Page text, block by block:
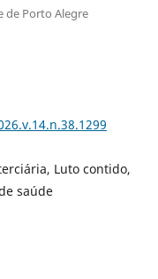
de Porto Alegre
Luto contido,
saúde